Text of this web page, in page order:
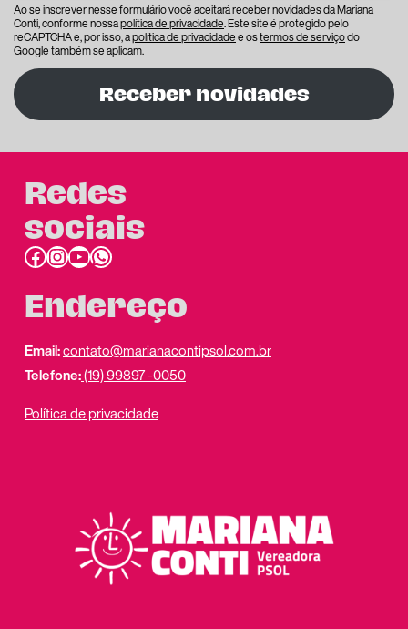
Ao se inscrever nesse formulário você aceitará receber novidades da Mariana
Conti, conforme nossapolítica de privacidade. Este site é protegido pelo
reCAPTCHA e, por isso, apolítica de privacidadee ostermos de serviçodo
Google também se aplicam.
Receber novidades
Redes
sociais
Facebook InstagramYoutube link do whatsapp
Endereço
Email:contato@marianacontipsol.com.br
Telefone:(19) 99897 -0050
Política de privacidade